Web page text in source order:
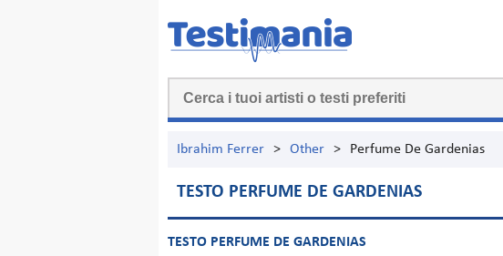
Ibrahim Ferrer > Other > Perfume De Gardenias
TESTO PERFUME DE GARDENIAS
TESTO PERFUME DE GARDENIAS